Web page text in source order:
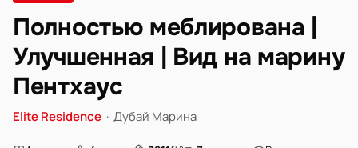
Полностью меблирована |
Улучшенная | Вид на марину
Пентхаус
Elite Residence · Дубай Марина